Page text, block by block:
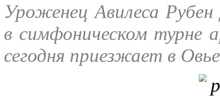
Уроженец Авилеса
в симфоническом турне
сегодня приезжает в